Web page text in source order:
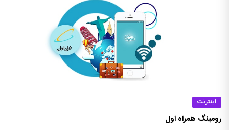
اینترنت
رومینگ همراه اول